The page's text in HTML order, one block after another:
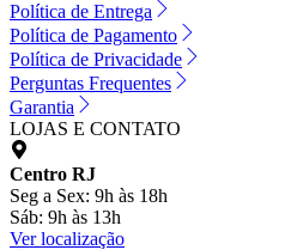
Política de Entrega
Política de Pagamento
Política de Privacidade
Perguntas Frequentes
Garantia
LOJAS E CONTATO
Centro RJ
Seg a Sex: 9h às 18h
Sáb: 9h às 13h
Ver localização